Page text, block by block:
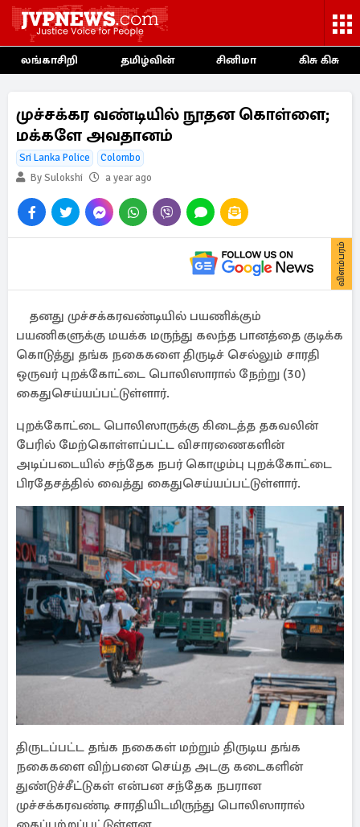
லங்காசிறி தமிழ்வின் சினிமா கிசு கிசு
முச்சக்கர வண்டியில் நூதன கொள்ளை;
மக்களே அவதானம்
Sri Lanka Police
Colombo
By Sulokshi
a year ago
விளம்பரம்
தனது முச்சக்கரவண்டியில் பயணிக்கும்
பயணிகளுக்கு மயக்க மருந்து கலந்த பானத்தை குடிக்க
கொடுத்து தங்க நகைகளை திருடிச் செல்லும் சாரதி
ஒருவர் புறக்கோட்டை பொலிஸாரால் நேற்று (30)
கைதுசெய்யப்பட்டுள்ளார்.
புறக்கோட்டை பொலிஸாருக்கு கிடைத்த தகவலின்
பேரில் மேற்கொள்ளப்பட்ட விசாரணைகளின்
அடிப்படையில் சந்தேக நபர் கொழும்பு புறக்கோட்டை
பிரதேசத்தில் வைத்து கைதுசெய்யப்பட்டுள்ளார்.
திருடப்பட்ட தங்க நகைகள் மற்றும் திருடிய தங்க
நகைகளை விற்பனை செய்த அடகு கடைகளின்
துண்டுச்சீட்டுகள் என்பன சந்தேக நபரான
முச்சக்கரவண்டி சாரதியிடமிருந்து பொலிஸாரால்